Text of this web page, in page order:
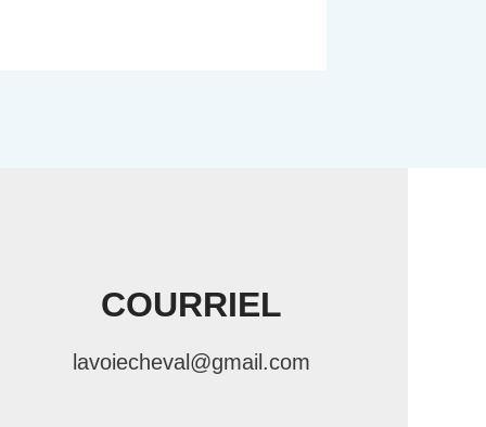
COURRIEL
lavoiecheval@gmail.com